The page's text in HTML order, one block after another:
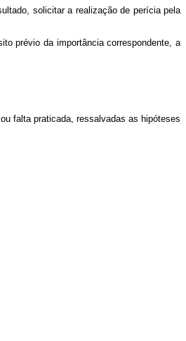
solicitar a realização de perícia pela
prévio da importância correspondente, a
falta praticada, ressalvadas as hipóteses